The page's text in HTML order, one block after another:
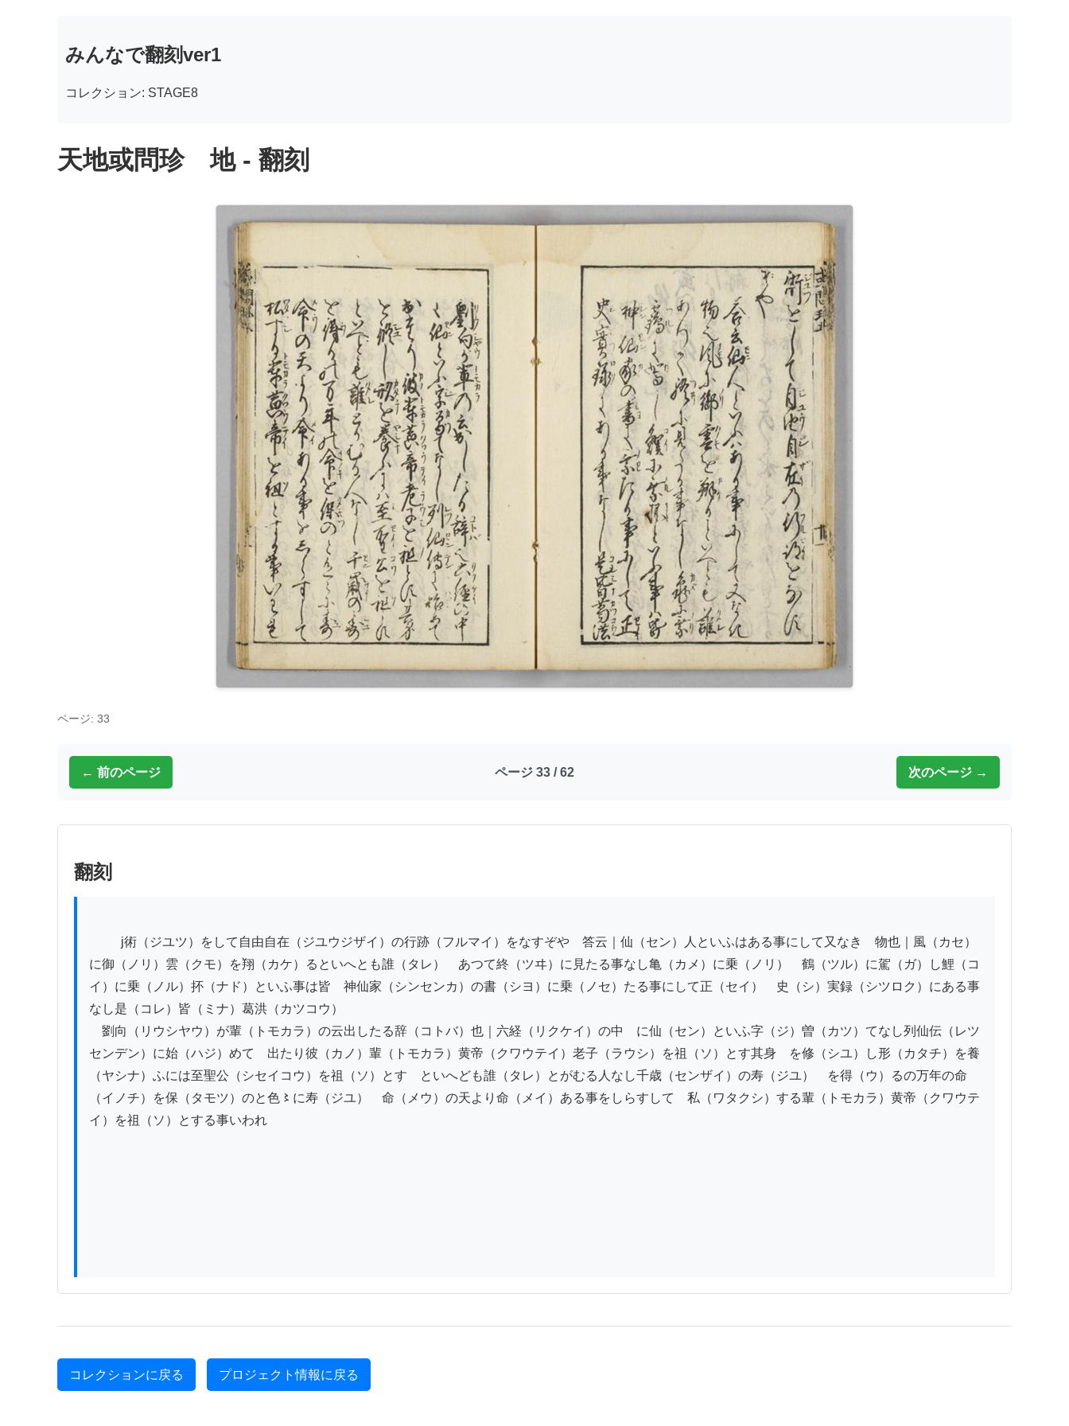
みんなで翻刻ver1
コレクション: STAGE8
天地或問珍 地 - 翻刻
ページ: 33
← 前のページ ページ 33 / 62 次のページ →
翻刻
に御（ノリ）雲（クモ）を翔（カケ）るといへとも誰（タレ）　あつて終（ツヰ）に見たる事なし亀（カメ）に乗（ノリ）　鶴（ツル）に駕（ガ）し鯉（コ
イ）に乗（ノル）抔（ナド）といふ事は皆　神仙家（シンセンカ）の書（シヨ）に乗（ノセ）たる事にして正（セイ）　史（シ）実録（シツロク）にある事
なし是（コレ）皆（ミナ）葛洪（カツコウ）
劉向（リウシヤウ）が輩（トモカラ）の云出したる辞（コトバ）也｜六経（リクケイ）の中　に仙（セン）といふ字（ジ）曽（カツ）てなし列仙伝（レツ
センデン）に始（ハジ）めて　出たり彼（カノ）輩（トモカラ）黄帝（クワウテイ）老子（ラウシ）を祖（ソ）とす其身　を修（シユ）し形（カタチ）を養
（ヤシナ）ふには至聖公（シセイコウ）を祖（ソ）とす　といへども誰（タレ）とがむる人なし千歳（センザイ）の寿（ジユ）　を得（ウ）るの万年の命
（イノチ）を保（タモツ）のと色〻に寿（ジユ）　命（メウ）の天より命（メイ）ある事をしらすして　私（ワタクシ）する輩（トモカラ）黄帝（クワウテ
イ）を祖（ソ）とする事いわれ
コレクションに戻る プロジェクト情報に戻る